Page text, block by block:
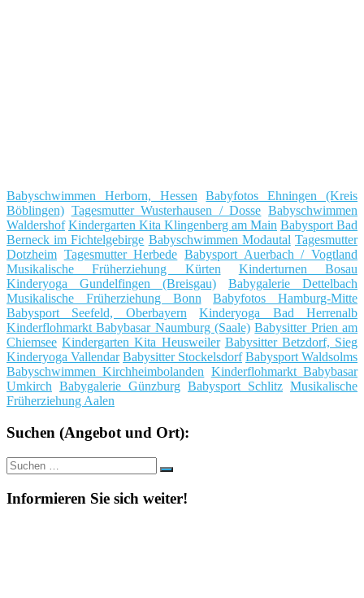
Babyschwimmen Herborn, Hessen
Babyfotos Ehningen (Kreis
Böblingen) Tagesmutter Wusterhausen / Dosse Babyschwimmen
Waldershof Kindergarten Kita Klingenberg am Main Babysport Bad
Berneck im Fichtelgebirge Babyschwimmen Modautal Tagesmutter
Dotzheim Tagesmutter Herbede Babysport Auerbach / Vogtland
Musikalische Früherziehung Kürten
Kinderturnen Bosau
Kinderyoga Gundelfingen (Breisgau)
Babygalerie Dettelbach
Musikalische Früherziehung Bonn
Babyfotos Hamburg-Mitte
Babysport Seefeld, Oberbayern
Kinderyoga Bad Herrenalb
Kinderflohmarkt Babybasar Naumburg (Saale) Babysitter Prien am
Chiemsee Kindergarten Kita Heusweiler Babysitter Betzdorf, Sieg
Kinderyoga Vallendar Babysitter Stockelsdorf Babysport Waldsolms
Babyschwimmen Kirchheimbolanden Kinderflohmarkt Babybasar
Umkirch Babygalerie Günzburg Babysport Schlitz Musikalische
Früherziehung Aalen
Suchen (Angebot und Ort):
Suche
nach:
Suchen
Informieren Sie sich weiter!